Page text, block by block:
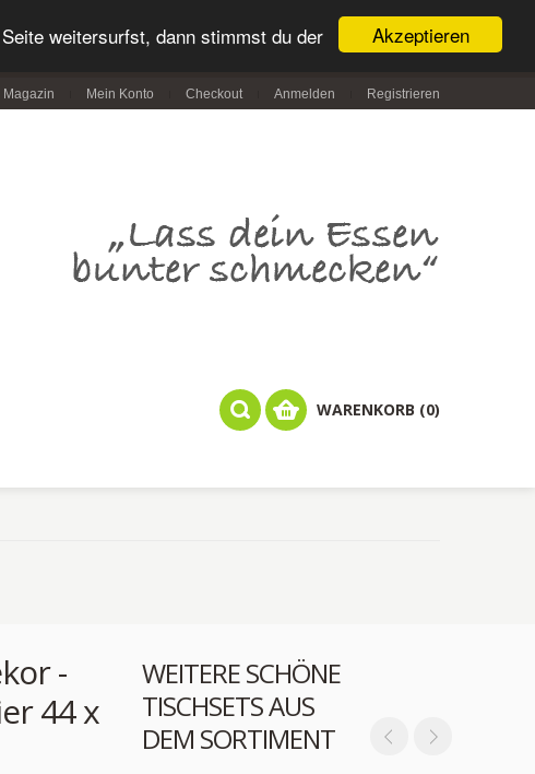
Akzeptieren
weitersurfst, dann stimmst du der
Magazin Mein Konto Checkout Anmelden Registrieren
WARENKORB (0)
WEITERE SCHÖNE
TISCHSETS AUS
DEM SORTIMENT
-
44 x